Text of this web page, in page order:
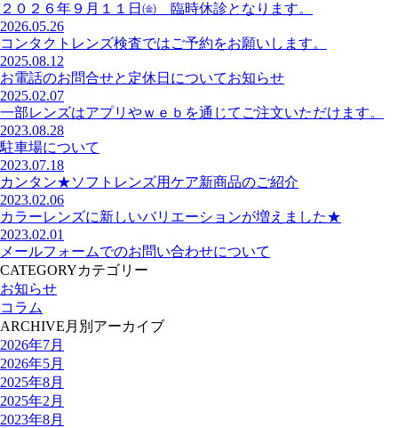
２０２６年９月１１日㈮ 臨時休診となります。
2026.05.26
コンタクトレンズ検査ではご予約をお願いします。
2025.08.12
お電話のお問合せと定休日についてお知らせ
2025.02.07
一部レンズはアプリやｗｅｂを通じてご注文いただけます。
2023.08.28
駐車場について
2023.07.18
カンタン★ソフトレンズ用ケア新商品のご紹介
2023.02.06
カラーレンズに新しいバリエーションが増えました★
2023.02.01
メールフォームでのお問い合わせについて
CATEGORYカテゴリー
お知らせ
コラム
ARCHIVE 月別アーカイブ
2026年7月
2026年5月
2025年8月
2025年2月
2023年8月